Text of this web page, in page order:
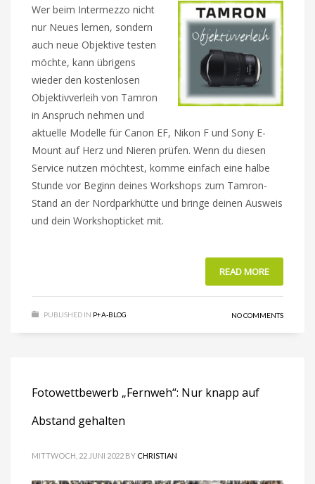
Wer beim Intermezzo nicht
nur Neues lernen, sondern
auch neue Objektive testen
möchte, kann übrigens
wieder den kostenlosen
Objektivverleih von Tamron
in Anspruch nehmen und
aktuelle Modelle für Canon EF, Nikon F und Sony E-
Mount auf Herz und Nieren prüfen. Wenn du diesen
Service nutzen möchtest, komme einfach eine halbe
Stunde vor Beginn deines Workshops zum Tamron-
Stand an der Nordparkhütte und bringe deinen Ausweis
und dein Workshopticket mit.
READ MORE
PUBLISHED IN P+A-BLOG NO COMMENTS
Fotowettbewerb „Fernweh“: Nur knapp auf
Abstand gehalten
MITTWOCH, 22 JUNI 2022 BY CHRISTIAN